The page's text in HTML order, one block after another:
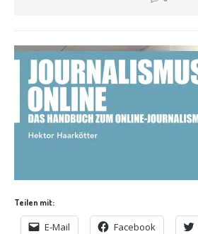
Teilen mit:
E-Mail Facebook